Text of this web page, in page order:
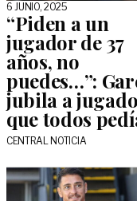
6 JUNIO, 2025
“Piden a un
jugador de 37
años, no
puedes…”:
jubila a
que todos
CENTRAL NOTICIA